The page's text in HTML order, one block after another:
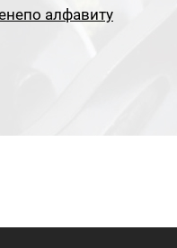
по алфавиту